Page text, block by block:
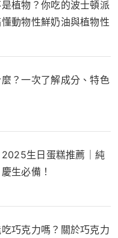
植物？你吃的波士頓派
動物性鮮奶油與植物性
？一次了解成分、特色
2025生日蛋糕推薦｜純
生必備！
吃巧克力嗎？關於巧克力